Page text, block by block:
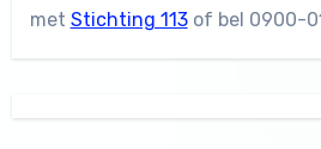
met Stichting 113of bel 0900-